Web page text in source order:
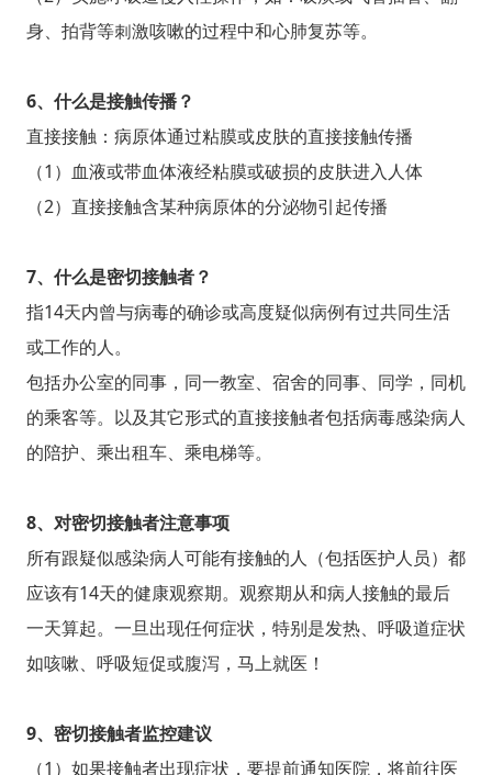
身、拍背等刺激咳嗽的过程中和心肺复苏等。
6、什么是接触传播？
直接接触：病原体通过粘膜或皮肤的直接接触传播
（1）血液或带血体液经粘膜或破损的皮肤进入人体
（2）直接接触含某种病原体的分泌物引起传播
7、什么是密切接触者？
指14天内曾与病毒的确诊或高度疑似病例有过共同生活
或工作的人。
包括办公室的同事，同一教室、宿舍的同事、同学，同机
的乘客等。以及其它形式的直接接触者包括病毒感染病人
的陪护、乘出租车、乘电梯等。
8、对密切接触者注意事项
所有跟疑似感染病人可能有接触的人（包括医护人员）都
应该有14天的健康观察期。观察期从和病人接触的最后
一天算起。一旦出现任何症状，特别是发热、呼吸道症状
如咳嗽、呼吸短促或腹泻，马上就医！
9、密切接触者监控建议
（1）如果接触者出现症状，要提前通知医院，将前往医